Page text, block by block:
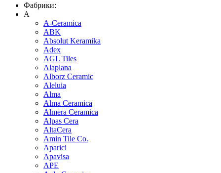
Фабрики:
A
A-Ceramica
ABK
Absolut Keramika
Adex
AGL Tiles
Alaplana
Alborz Ceramic
Aleluia
Alma
Alma Ceramica
Almera Ceramica
Alpas Cera
AltaCera
Amin Tile Co.
Aparici
Apavisa
APE